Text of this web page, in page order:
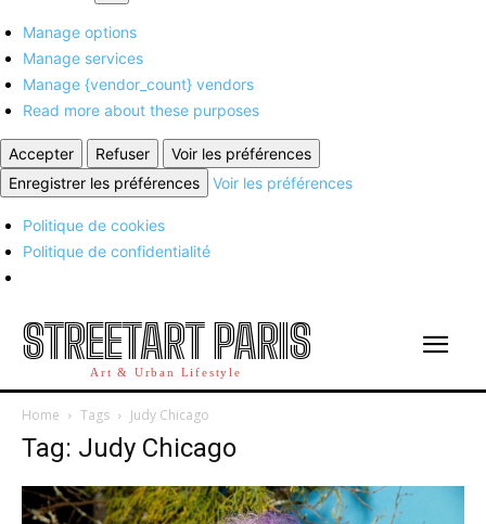
Manage options
Manage services
Manage {vendor_count} vendors
Read more about these purposes
Accepter Refuser
Voir les préférences
Enregistrer les préférences
Voir les préférences
Politique de cookies
Politique de confidentialité
STREETART PARIS
Art & Urban Lifestyle
Home Tags Judy Chicago
Tag: Judy Chicago